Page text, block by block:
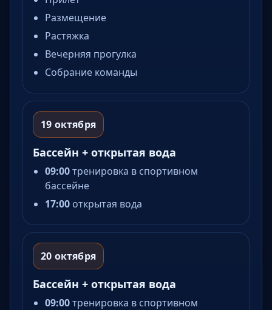
Размещение
Растяжка
Вечерняя прогулка
Собрание команды
19 октября
Бассейн + открытая вода
09:00тренировка в спортивном
бассейне
17:00 открытая вода
20 октября
Бассейн + открытая вода
09:00тренировка в спортивном